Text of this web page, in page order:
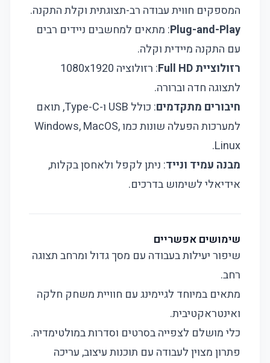
המספקים חווית עבודה רב-תצוגתית וקלת התקנה.
Plug-and-Play: מתאים למחשבים ניידים רבים
עם התקנה מיידית וקלה.
רזולוציית Full HD
: רזולוציה 1080x1920
לתצוגה חדה וברורה.
חיבורים מתקדמים
: כולל USB ו-Type-C, תואם
למערכות הפעלה שונות כמו Windows, MacOS,
Linux.
מבנה עמיד ונייד: ניתן לקפל ולאחסן בקלות,
אידיאלי לשימוש בדרכים.
שימושים אפשריים
שיפור יעילות בעבודה עם מסך גדול ומרחב תצוגה
רחב.
מתאים במיוחד לגיימינג עם חוויית משחק חלקה
ואינטראקטיבית.
כלי מושלם לצפייה בסרטים וסדרות במולטימדיה.
פתרון מצוין לעבודה עם תוכנות עיצוב, עריכה